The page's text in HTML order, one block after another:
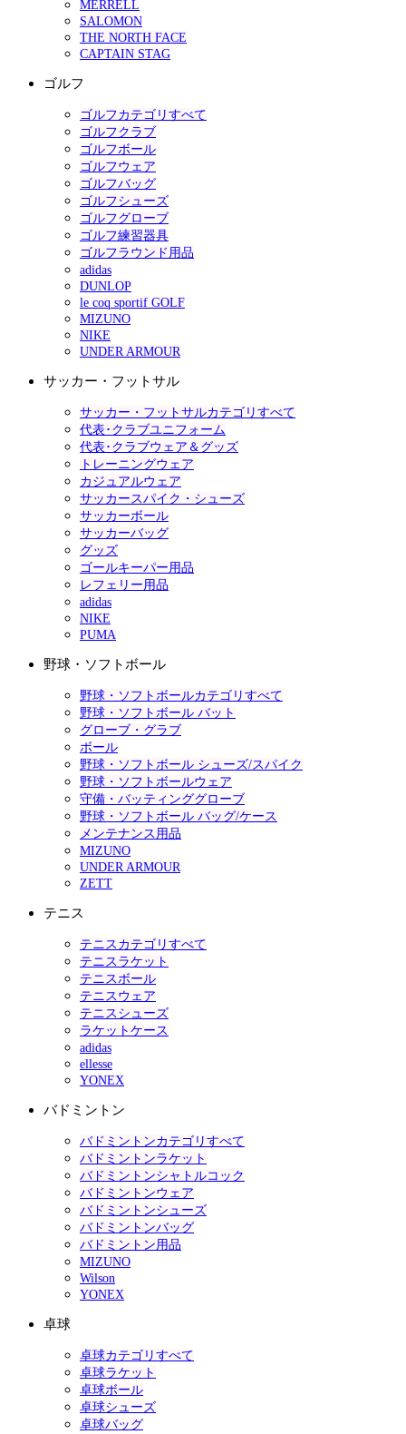
MERRELL
SALOMON
THE NORTH FACE
CAPTAIN STAG
ゴルフ
ゴルフカテゴリすべて
ゴルフクラブ
ゴルフボール
ゴルフウェア
ゴルフバッグ
ゴルフシューズ
ゴルフグローブ
ゴルフ練習器具
ゴルフラウンド用品
adidas
DUNLOP
le coq sportif GOLF
MIZUNO
NIKE
UNDER ARMOUR
サッカー・フットサル
サッカー・フットサルカテゴリすべて
代表･クラブユニフォーム
代表･クラブウェア＆グッズ
トレーニングウェア
カジュアルウェア
サッカースパイク・シューズ
サッカーボール
サッカーバッグ
グッズ
ゴールキーパー用品
レフェリー用品
adidas
NIKE
PUMA
野球・ソフトボール
野球・ソフトボールカテゴリすべて
野球・ソフトボール バット
グローブ・グラブ
ボール
野球・ソフトボール シューズ/スパイク
野球・ソフトボールウェア
守備・バッティンググローブ
野球・ソフトボール バッグ/ケース
メンテナンス用品
MIZUNO
UNDER ARMOUR
ZETT
テニス
テニスカテゴリすべて
テニスラケット
テニスボール
テニスウェア
テニスシューズ
ラケットケース
adidas
ellesse
YONEX
バドミントン
バドミントンカテゴリすべて
バドミントンラケット
バドミントンシャトルコック
バドミントンウェア
バドミントンシューズ
バドミントンバッグ
バドミントン用品
MIZUNO
Wilson
YONEX
卓球
卓球カテゴリすべて
卓球ラケット
卓球ボール
卓球シューズ
卓球バッグ